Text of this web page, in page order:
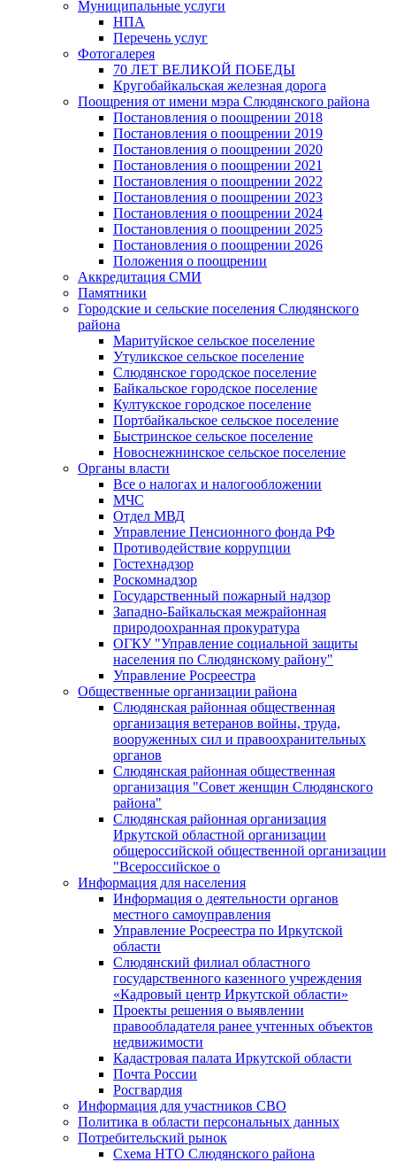
Муниципальные услуги
НПА
Перечень услуг
Фотогалерея
70 ЛЕТ ВЕЛИКОЙ ПОБЕДЫ
Кругобайкальская железная дорога
Поощрения от имени мэра Слюдянского района
Постановления о поощрении 2018
Постановления о поощрении 2019
Постановления о поощрении 2020
Постановления о поощрении 2021
Постановления о поощрении 2022
Постановления о поощрении 2023
Постановления о поощрении 2024
Постановления о поощрении 2025
Постановления о поощрении 2026
Положения о поощрении
Аккредитация СМИ
Памятники
Городские и сельские поселения Слюдянского
района
Маритуйское сельское поселение
Утуликское сельское поселение
Слюдянское городское поселение
Байкальское городское поселение
Култукское городское поселение
Портбайкальское сельское поселение
Быстринское сельское поселение
Новоснежнинское сельское поселение
Органы власти
Все о налогах и налогообложении
МЧС
Отдел МВД
Управление Пенсионного фонда РФ
Противодействие коррупции
Гостехнадзор
Роскомнадзор
Государственный пожарный надзор
Западно-Байкальская межрайонная
природоохранная прокуратура
ОГКУ "Управление социальной защиты
населения по Слюдянскому району"
Управление Росреестра
Общественные организации района
Слюдянская районная общественная
организация ветеранов войны, труда,
вооруженных сил и правоохранительных
органов
Слюдянская районная общественная
организация "Совет женщин Слюдянского
района"
Слюдянская районная организация
Иркутской областной организации
общероссийской общественной организации
"Всероссийское о
Информация для населения
Информация о деятельности органов
местного самоуправления
Управление Росреестра по Иркутской
области
Слюдянский филиал областного
государственного казенного учреждения
«Кадровый центр Иркутской области»
Проекты решения о выявлении
правообладателя ранее учтенных объектов
недвижимости
Кадастровая палата Иркутской области
Почта России
Росгвардия
Информация для участников СВО
Политика в области персональных данных
Потребительский рынок
Схема НТО Слюдянского района